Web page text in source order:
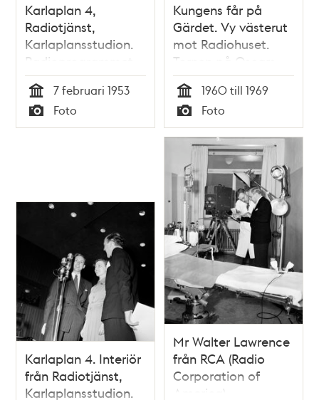
Karlaplan 4,
Radiotjänst,
Karlaplansstudion.
Radioprogrammet
""Speldosan"".
Dragning av 1945-
års
premieobligationer
Tid
7 februari 1953
Typ
Foto
Kungens får på
Gärdet. Vy västerut
mot Radiohuset.
Tornen på Oscars
och Gustav Adolfs
kyrka syns i fonden
Tid
1960 till 1969
Typ
Foto
Karlaplan 4. Interiör
från Radiotjänst,
Karlaplansstudion.
Mr Walter Lawrence
från RCA (Radio
Corporation of
America)